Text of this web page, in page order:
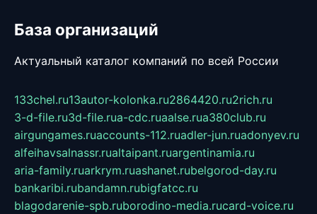
База организаций
Актуальный каталог компаний по всей России
133chel.ru13autor-kolonka.ru2864420.ru2rich.ru
3-d-file.ru3d-file.rua-cdc.ruaalse.rua380club.ru
airgungames.ruaccounts-112.ruadler-jun.ruadonyev.ru
alfeihavsalnassr.rualtaipant.ruargentinamia.ru
aria-family.ruarkrym.ruashanet.rubelgorod-day.ru
bankaribi.rubandamn.rubigfatcc.ru
blagodarenie-spb.ruborodino-media.rucard-voice.ru